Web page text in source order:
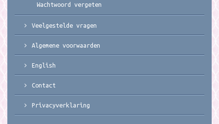
Wachtwoord vergeten
Veelgestelde vragen
Algemene voorwaarden
English
Contact
Privacyverklaring